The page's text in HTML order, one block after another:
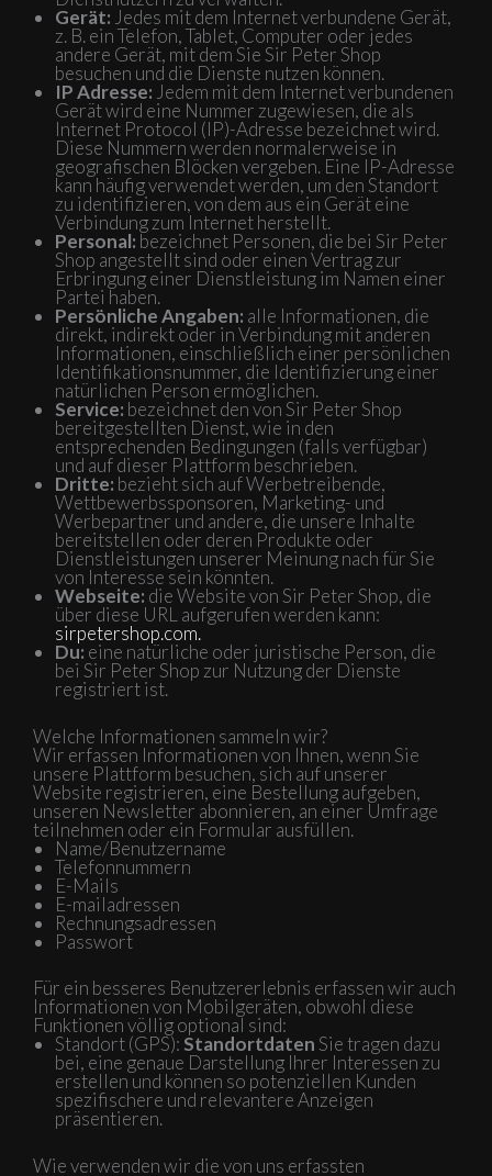
Gerät: Jedes mit dem Internet verbundene Gerät,
z. B. ein Telefon, Tablet, Computer oder jedes
andere Gerät, mit dem Sie Sir Peter Shop
besuchen und die Dienste nutzen können.
IP Adresse: Jedem mit dem Internet verbundenen
Gerät wird eine Nummer zugewiesen, die als
Internet Protocol (IP)-Adresse bezeichnet wird.
Diese Nummern werden normalerweise in
geografischen Blöcken vergeben. Eine IP-Adresse
kann häufig verwendet werden, um den Standort
zu identifizieren, von dem aus ein Gerät eine
Verbindung zum Internet herstellt.
Personal: bezeichnet Personen, die bei Sir Peter
Shop angestellt sind oder einen Vertrag zur
Erbringung einer Dienstleistung im Namen einer
Partei haben.
Persönliche Angaben: alle Informationen, die
direkt, indirekt oder in Verbindung mit anderen
Informationen, einschließlich einer persönlichen
Identifikationsnummer, die Identifizierung einer
natürlichen Person ermöglichen.
Service: bezeichnet den von Sir Peter Shop
bereitgestellten Dienst, wie in den
entsprechenden Bedingungen (falls verfügbar)
und auf dieser Plattform beschrieben.
Dritte: bezieht sich auf Werbetreibende,
Wettbewerbssponsoren, Marketing- und
Werbepartner und andere, die unsere Inhalte
bereitstellen oder deren Produkte oder
Dienstleistungen unserer Meinung nach für Sie
von Interesse sein könnten.
Webseite: die Website von Sir Peter Shop, die
über diese URL aufgerufen werden kann:
sirpetershop.com.
Du: eine natürliche oder juristische Person, die
bei Sir Peter Shop zur Nutzung der Dienste
registriert ist.
Welche Informationen sammeln wir?
Wir erfassen Informationen von Ihnen, wenn Sie
unsere Plattform besuchen, sich auf unserer
Website registrieren, eine Bestellung aufgeben,
unseren Newsletter abonnieren, an einer Umfrage
teilnehmen oder ein Formular ausfüllen.
Name/Benutzername
Telefonnummern
E-Mails
E-mailadressen
Rechnungsadressen
Passwort
Für ein besseres Benutzererlebnis erfassen wir auch
Informationen von Mobilgeräten, obwohl diese
Funktionen völlig optional sind:
Standort (GPS):StandortdatenSie tragen dazu
bei, eine genaue Darstellung Ihrer Interessen zu
erstellen und können so potenziellen Kunden
spezifischere und relevantere Anzeigen
präsentieren.
Wie verwenden wir die von uns erfassten